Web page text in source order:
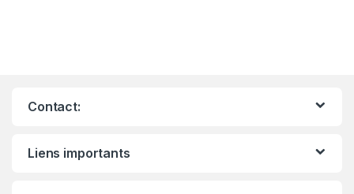
Contact:
Liens importants